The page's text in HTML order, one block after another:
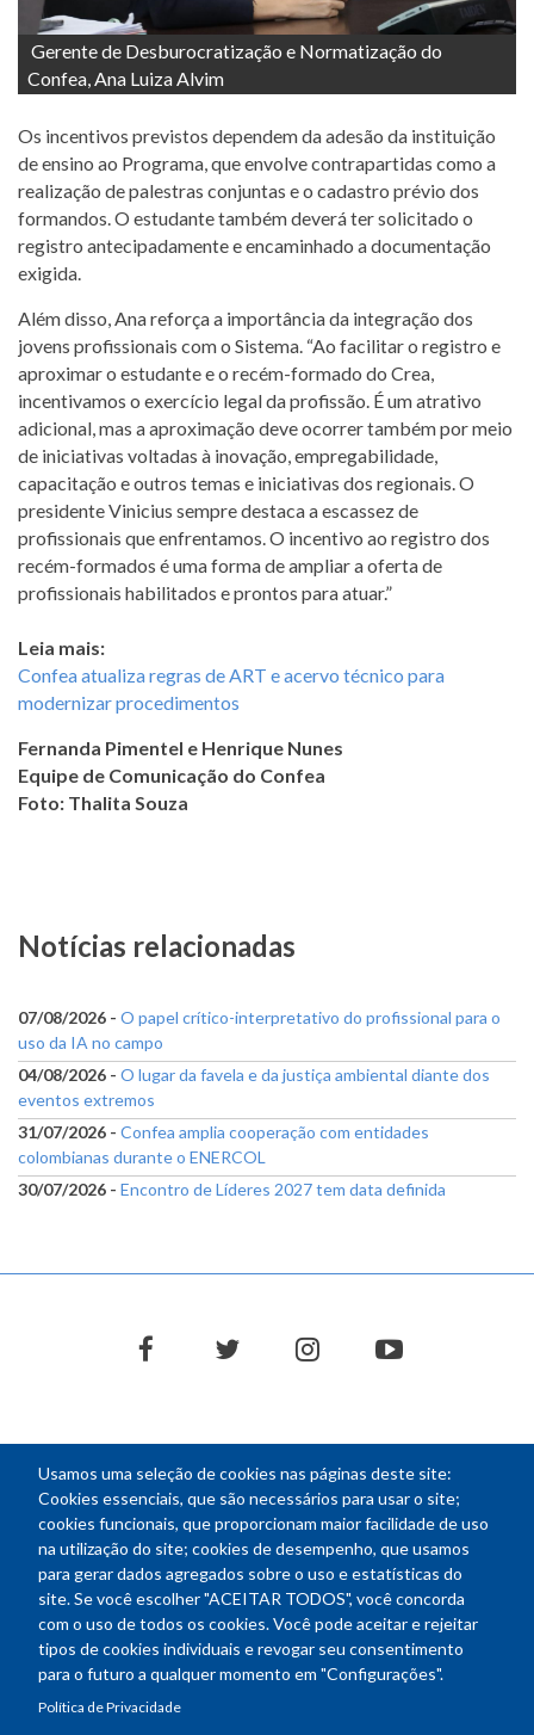
Usamos uma seleção de cookies nas páginas deste site:
Cookies essenciais, que são necessários para usar o site;
cookies funcionais, que proporcionam maior facilidade de uso
na utilização do site; cookies de desempenho, que usamos
para gerar dados agregados sobre o uso e estatísticas do
site. Se você escolher "ACEITAR TODOS", você concorda
com o uso de todos os cookies. Você pode aceitar e rejeitar
tipos de cookies individuais e revogar seu consentimento
para o futuro a qualquer momento em "Configurações".
Política de Privacidade
Gerente de Desburocratização e Normatização do
Confea, Ana Luiza Alvim
Os incentivos previstos dependem da adesão da instituição
de ensino ao Programa, que envolve contrapartidas como a
realização de palestras conjuntas e o cadastro prévio dos
formandos. O estudante também deverá ter solicitado o
registro antecipadamente e encaminhado a documentação
exigida.
Além disso, Ana reforça a importância da integração dos
jovens profissionais com o Sistema. “Ao facilitar o registro e
aproximar o estudante e o recém-formado do Crea,
incentivamos o exercício legal da profissão. É um atrativo
adicional, mas a aproximação deve ocorrer também por meio
de iniciativas voltadas à inovação, empregabilidade,
capacitação e outros temas e iniciativas dos regionais. O
presidente Vinicius sempre destaca a escassez de
profissionais que enfrentamos. O incentivo ao registro dos
recém-formados é uma forma de ampliar a oferta de
profissionais habilitados e prontos para atuar.”
Leia mais:
Confea atualiza regras de ART e acervo técnico para
modernizar procedimentos
Fernanda Pimentel e Henrique Nunes
Equipe de Comunicação do Confea
Foto: Thalita Souza
Notícias relacionadas
07/08/2026 - O papel crítico-interpretativo do profissional para o
uso da IA no campo
04/08/2026 - O lugar da favela e da justiça ambiental diante dos
eventos extremos
31/07/2026 - Confea amplia cooperação com entidades
colombianas durante o ENERCOL
30/07/2026 - Encontro de Líderes 2027 tem data definida
facebooktwitter instagramyoutube
NEWSLETTER
Endereço: SEPN 508, Bloco A
70740-541 - Brasília-DF